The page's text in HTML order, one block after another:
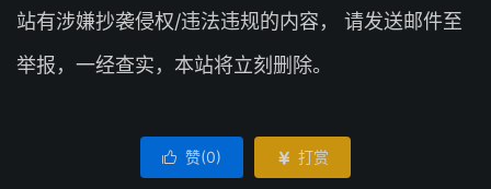
站有涉嫌抄袭侵权/违法违规的内容， 请发送邮件至
举报，一经查实，本站将立刻删除。
 赞(0)  打赏